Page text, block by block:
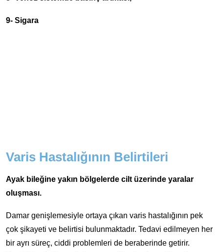
9- Sigara
Varis Hastalığının Belirtileri
Ayak bileğine yakın bölgelerde cilt üzerinde yaralar
oluşması.
Damar genişlemesiyle ortaya çıkan varis hastalığının pek
çok şikayeti ve belirtisi bulunmaktadır. Tedavi edilmeyen her
bir ayrı süreç, ciddi problemleri de beraberinde getirir.